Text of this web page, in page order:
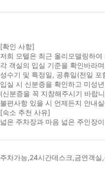
[확인 사항]
저희 모텔은 최근 올리모델링하
각 객실의 입실 기준을 확인바라
성수기 및 특정일, 공휴일(전일
입실 시 신분증을 확인하고 미성
(신분증을 꼭 지참해주시기 바랍
불편사항 있을 시 언제든지 안내
[숙소 추천 사유]
넓은 주차장과 마음 넓은 주인장
주차가능,24시간데스크,금연객실